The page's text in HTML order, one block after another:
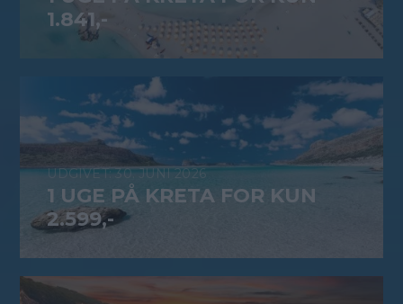
1.841,-
30. JUNI 2026
1 UGE PÅ KRETA FOR KUN
2.599,-